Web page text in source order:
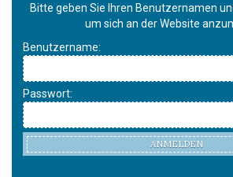
Bitte geben Sie Ihren Benutzernamen
um sich an der Website
Benutzername:
Passwort:
ANMELDEN